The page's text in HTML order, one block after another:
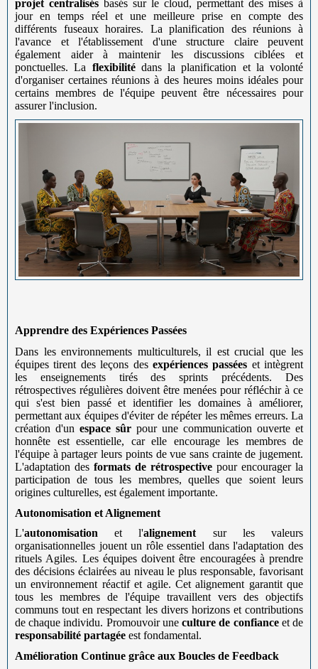
projet centralisés basés sur le cloud, permettant des mises à
jour en temps réel et une meilleure prise en compte des
différents fuseaux horaires. La planification des réunions à
l'avance et l'établissement d'une structure claire peuvent
également aider à maintenir les discussions ciblées et
ponctuelles. La flexibilitédans la planification et la volonté
d'organiser certaines réunions à des heures moins idéales pour
certains membres de l'équipe peuvent être nécessaires pour
assurer l'inclusion.
Apprendre des Expériences Passées
Dans les environnements multiculturels, il est crucial que les
équipes tirent des leçons des expériences passées et intègrent
les enseignements tirés des sprints précédents. Des
rétrospectives régulières doivent être menées pour réfléchir à ce
qui s'est bien passé et identifier les domaines à améliorer,
permettant aux équipes d'éviter de répéter les mêmes erreurs. La
création d'un espace sûr pour une communication ouverte et
honnête est essentielle, car elle encourage les membres de
l'équipe à partager leurs points de vue sans crainte de jugement.
L'adaptation des formats de rétrospective pour encourager la
participation de tous les membres, quelles que soient leurs
origines culturelles, est également importante.
Autonomisation et Alignement
L'autonomisation et l'alignement sur les valeurs
organisationnelles jouent un rôle essentiel dans l'adaptation des
rituels Agiles. Les équipes doivent être encouragées à prendre
des décisions éclairées au niveau le plus responsable, favorisant
un environnement réactif et agile. Cet alignement garantit que
tous les membres de l'équipe travaillent vers des objectifs
communs tout en respectant les divers horizons et contributions
de chaque individu. Promouvoir uneculture de confianceet de
responsabilité partagée est fondamental.
Amélioration Continue grâce aux Boucles de Feedback